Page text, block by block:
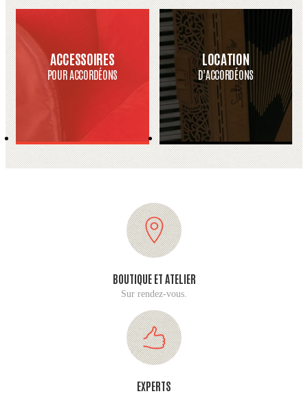
ACCESSOIRES
POUR ACCORDÉONS
LOCATION
D’ACCORDÉONS
BOUTIQUE ET ATELIER
Sur rendez-vous.
EXPERTS